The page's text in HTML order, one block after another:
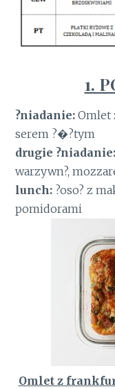
1.
?niadanie:Omlet
serem ?�?tym
drugie ?niadanie:
warzywn?,
lunch: ?oso? z
pomidorami
Omlet z